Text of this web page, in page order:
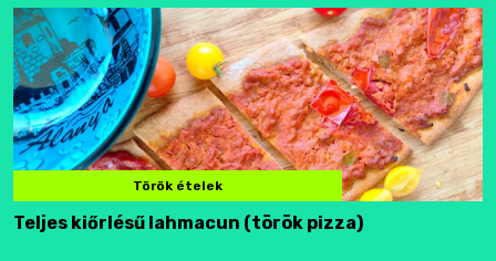
Török ételek
Teljes kiőrlésű lahmacun (török pizza)